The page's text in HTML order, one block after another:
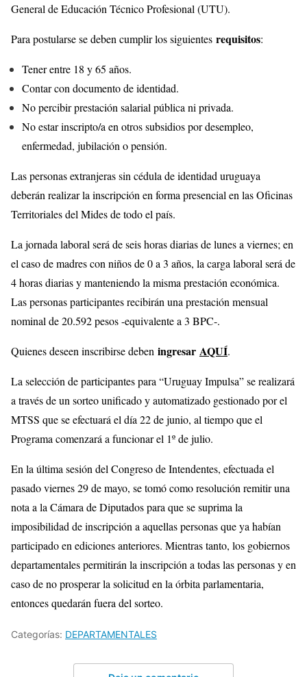
General de Educación Técnico Profesional (UTU).
Para postularse se deben cumplir los siguientes requisitos:
Tener entre 18 y 65 años.
Contar con documento de identidad.
No percibir prestación salarial pública ni privada.
No estar inscripto/a en otros subsidios por desempleo,
enfermedad, jubilación o pensión.
Las personas extranjeras sin cédula de identidad uruguaya
deberán realizar la inscripción en forma presencial en las Oficinas
Territoriales del Mides de todo el país.
La jornada laboral será de seis horas diarias de lunes a viernes; en
el caso de madres con niños de 0 a 3 años, la carga laboral será de
4 horas diarias y manteniendo la misma prestación económica.
Las personas participantes recibirán una prestación mensual
nominal de 20.592 pesos -equivalente a 3 BPC-.
Quienes deseen inscribirse deben ingresar AQUÍ.
La selección de participantes para “Uruguay Impulsa” se realizará
a través de un sorteo unificado y automatizado gestionado por el
MTSS que se efectuará el día 22 de junio, al tiempo que el
Programa comenzará a funcionar el 1º de julio.
En la última sesión del Congreso de Intendentes, efectuada el
pasado viernes 29 de mayo, se tomó como resolución remitir una
nota a la Cámara de Diputados para que se suprima la
imposibilidad de inscripción a aquellas personas que ya habían
participado en ediciones anteriores. Mientras tanto, los gobiernos
departamentales permitirán la inscripción a todas las personas y en
caso de no prosperar la solicitud en la órbita parlamentaria,
entonces quedarán fuera del sorteo.
Categorías: DEPARTAMENTALES